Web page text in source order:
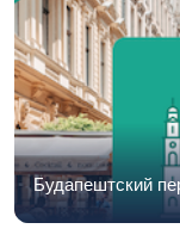
Будапештский